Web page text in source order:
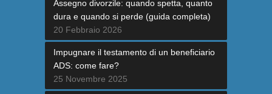
Assegno divorzile: quando spetta, quanto
dura e quando si perde (guida completa)
20 Febbraio 2026
Impugnare il testamento di un beneficiario
ADS: come fare?
25 Novembre 2025